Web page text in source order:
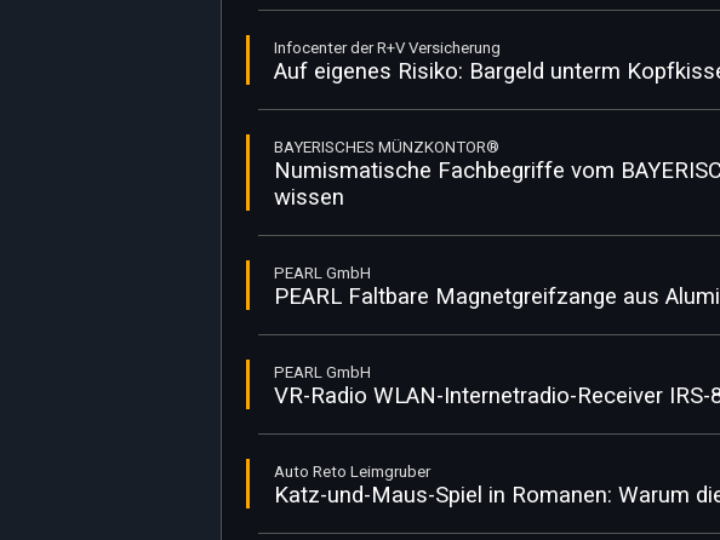
Infocenter der R+V Versicherung
Auf eigenes Risiko: Bargeld unterm
BAYERISCHES MÜNZKONTOR®
Numismatische Fachbegriffe vom
wissen
PEARL GmbH
PEARL Faltbare Magnetgreifzange aus
PEARL GmbH
VR-Radio WLAN-Internetradio-Receiver IRS-
Auto Reto Leimgruber
Katz-und-Maus-Spiel in Romanen: Warum